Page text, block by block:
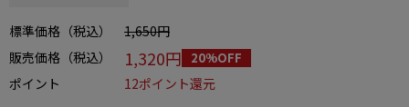
標準価格（税込）
1,650円
販売価格（税込）
1,320円 20%OFF
ポイント
12ポイント還元